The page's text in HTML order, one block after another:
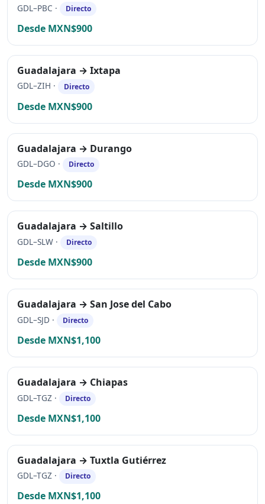
GDL–PBC · Directo
Desde MXN$900
Guadalajara → Ixtapa
GDL–ZIH · Directo
Desde MXN$900
Guadalajara → Durango
GDL–DGO · Directo
Desde MXN$900
Guadalajara → Saltillo
GDL–SLW · Directo
Desde MXN$900
Guadalajara → San Jose del Cabo
GDL–SJD · Directo
Desde MXN$1,100
Guadalajara → Chiapas
GDL–TGZ · Directo
Desde MXN$1,100
Guadalajara → Tuxtla Gutiérrez
GDL–TGZ · Directo
Desde MXN$1,100